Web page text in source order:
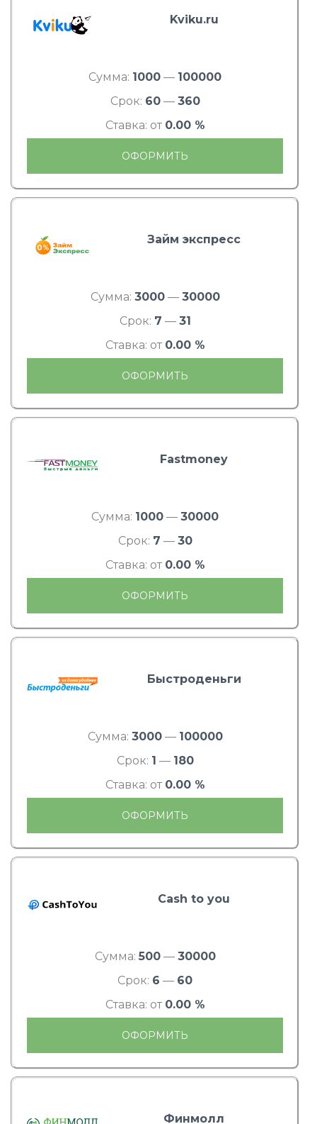
Kviku.ru
Сумма: 1000 — 100000
Срок: 60— 360
Ставка: от 0.00 %
ОФОРМИТЬ
Займ экспресс
Сумма: 3000— 30000
Срок: 7 — 31
Ставка: от 0.00 %
ОФОРМИТЬ
Fastmoney
Сумма: 1000 — 30000
Срок: 7 — 30
Ставка: от 0.00 %
ОФОРМИТЬ
Быстроденьги
Сумма: 3000— 100000
Срок: 1 — 180
Ставка: от 0.00 %
ОФОРМИТЬ
Cash to you
Сумма: 500— 30000
Срок: 6 — 60
Ставка: от 0.00 %
ОФОРМИТЬ
Финмолл